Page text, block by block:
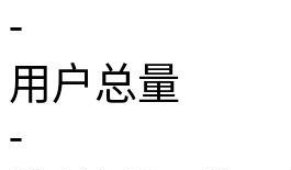
-
用户总量
-